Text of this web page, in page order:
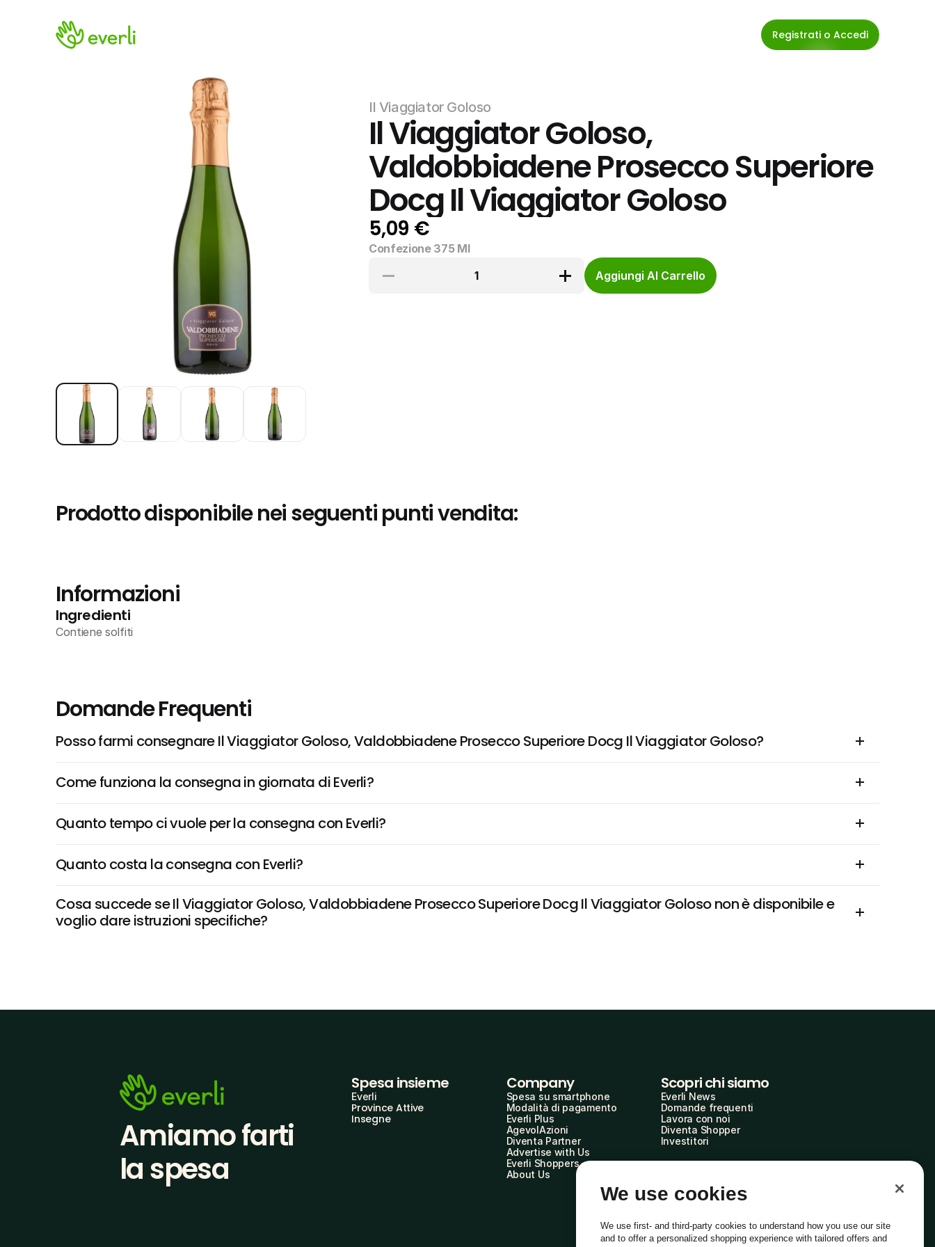
Registrati o Accedi
Il Viaggiator Goloso
Il Viaggiator Goloso,
Valdobbiadene Prosecco Superiore
Docg Il Viaggiator Goloso
5,09 €
Confezione 375 Ml
1
Aggiungi Al Carrello
Prodotto disponibile nei seguenti punti vendita:
Informazioni
Ingredienti
Contiene solfiti
Domande Frequenti
Posso farmi consegnare Il Viaggiator Goloso, Valdobbiadene Prosecco Superiore Docg Il Viaggiator Goloso?
Come funziona la consegna in giornata di Everli?
Quanto tempo ci vuole per la consegna con Everli?
Quanto costa la consegna con Everli?
Cosa succede se Il Viaggiator Goloso, Valdobbiadene Prosecco Superiore Docg Il Viaggiator Goloso non è disponibile e
voglio dare istruzioni specifiche?
Amiamo farti
la spesa
Spesa insieme
Everli
Province Attive
Insegne
Company
Spesa su smartphone
Modalità di pagamento
Everli Plus
AgevolAzioni
Diventa Partner
Advertise with Us
Everli Shoppers
About Us
Scopri chi siamo
Everli News
Domande frequenti
Lavora con noi
Diventa Shopper
Investitori
We use cookies
We use first- and third-party cookies to understand how you use our site
and to offer a personalized shopping experience with tailored offers and